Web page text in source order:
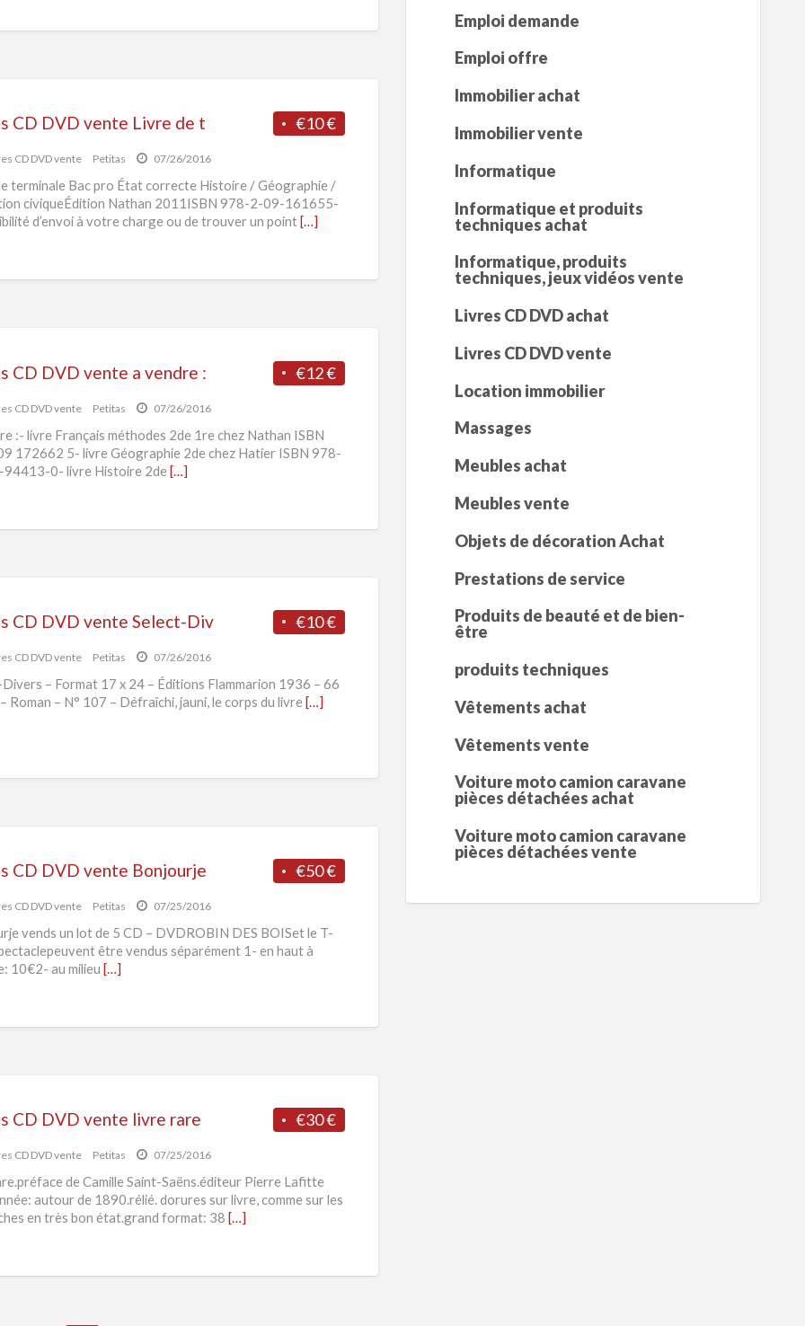
€10 €
CD DVD vente Livre de t
CD DVD vente Petitas 07/26/2016
terminale Bac pro État correcte Histoire / Géographie /
civiqueÉdition Nathan 2011ISBN 978-2-09-161655-
d’envoi à votre charge ou de trouver un point[…]
€12 €
CD DVD vente a vendre :
CD DVD vente Petitas 07/26/2016
:- livre Français méthodes 2de 1re chez Nathan ISBN
172662 5- livre Géographie 2de chez Hatier ISBN 978-
0- livre Histoire 2de […]
€10 €
CD DVD vente Select-Div
CD DVD vente Petitas 07/26/2016
– Format 17 x 24 – Éditions Flammarion 1936 – 66
Roman – N° 107 – Défraîchi, jauni, le corps du livre […]
€50 €
CD DVD vente Bonjourje
CD DVD vente Petitas 07/25/2016
vends un lot de 5 CD – DVDROBIN DES BOISet le T-
être vendus séparément 1- en haut à
10€2- au milieu […]
€30 €
CD DVD vente livre rare
CD DVD vente Petitas 07/25/2016
de Camille Saint-Saëns.éditeur Pierre Lafitte
autour de 1890.rélié. dorures sur livre, comme sur les
en très bon état.grand format: 38 […]
Emploi demande
Emploi offre
Immobilier achat
Immobilier vente
Informatique
Informatique et produits
techniques achat
Informatique, produits
techniques, jeux vidéos vente
Livres CD DVD achat
Livres CD DVD vente
Location immobilier
Massages
Meubles achat
Meubles vente
Objets de décoration Achat
Prestations de service
Produits de beauté et de bien-
être
produits techniques
Vêtements achat
Vêtements vente
Voiture moto camion caravane
pièces détachées achat
Voiture moto camion caravane
pièces détachées vente